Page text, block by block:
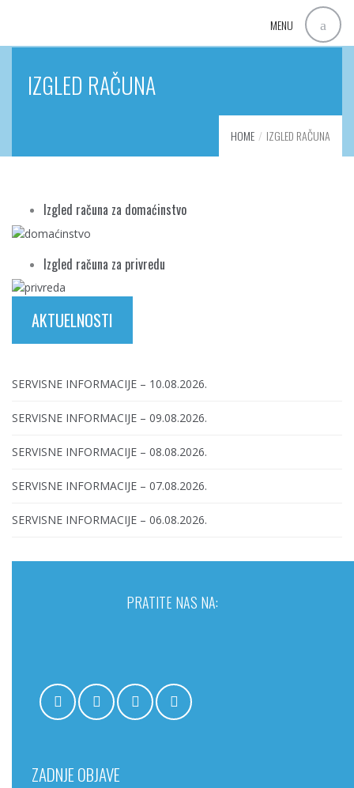
MENU
IZGLED RAČUNA
HOME IZGLED RAČUNA
Izgled računa za domaćinstvo
Izgled računa za privredu
AKTUELNOSTI
SERVISNE INFORMACIJE – 10.08.2026.
SERVISNE INFORMACIJE – 09.08.2026.
SERVISNE INFORMACIJE – 08.08.2026.
SERVISNE INFORMACIJE – 07.08.2026.
SERVISNE INFORMACIJE – 06.08.2026.
PRATITE NAS NA:
ZADNJE OBJAVE